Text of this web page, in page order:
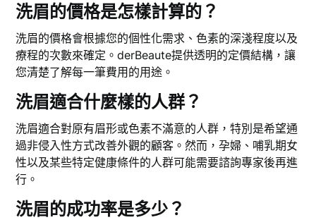
洗眉的價格是怎樣計算的？
洗眉的價格會根據您的個性化需求、色素的深淺程度以及
療程的次數來確定。derBeaute提供透明的定價結構，讓
您清楚了解每一筆費用的用途。
洗眉適合什麼樣的人群？
洗眉適合對原有眉形或色素不滿意的人群，特別是希望通
過非侵入性方式改善外觀的顧客。然而，孕婦、哺乳期女
性以及某些特定健康條件的人群可能需要諮詢專家後再進
行。
洗眉的成功率是多少？